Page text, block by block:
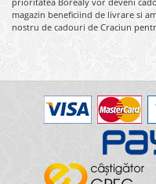
magazin beneficiind de livrare si
nostru de cadouri de Craciun